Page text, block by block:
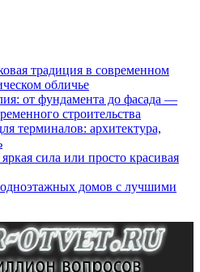
традиция в современном
обличье
от фундамента до фасада —
строительства
терминалов: архитектура,
сила или просто красивая
домов с лучшими